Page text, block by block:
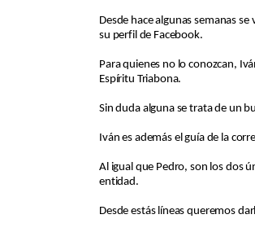
Desde hace algunas semanas
su perfil de Facebook.
Para quienes no lo conozcan,
Espíritu Triabona.
Sin duda alguna se trata de un
Iván es además el guía de la
Al igual que Pedro, son los dos
entidad.
Desde estás líneas queremos